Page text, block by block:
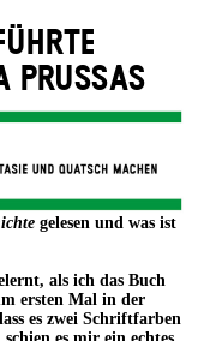
PRUSSAS
gelesen und was ist
als ich das Buch
ersten Mal in der
es zwei Schriftfarben